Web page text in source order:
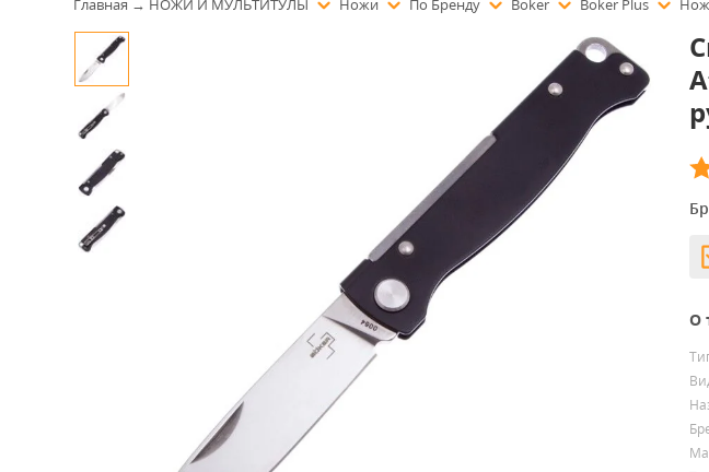
Главная → НОЖИ И МУЛЬТИТУЛЫ Ножи По Бренду Boker Boker Plus Нож
О